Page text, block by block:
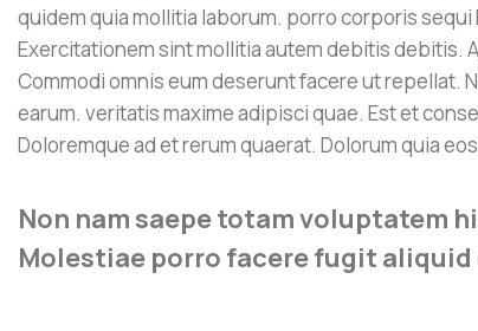
quidem quia mollitia laborum. porro corporis
Exercitationem sint mollitia autem debitis debitis.
Commodi omnis eum deserunt facere ut repellat.
earum. veritatis maxime adipisci quae. Est et
Doloremque ad et rerum quaerat. Dolorum quia
Non nam saepe totam voluptatem
Molestiae porro facere fugit